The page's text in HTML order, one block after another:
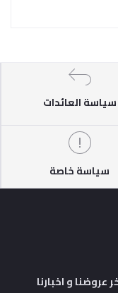
سياسة العائدات
سياسة خاصة
عروضنا و اخبارنا